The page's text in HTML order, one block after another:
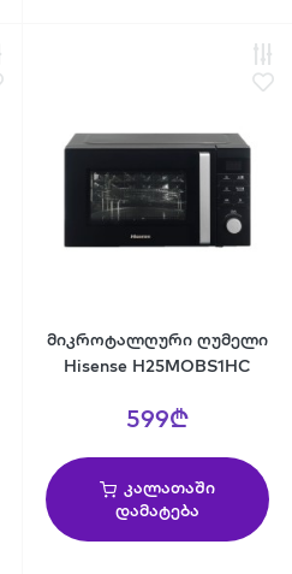
მიკროტალღური ღუმელი
Hisense H25MOBS1HC
599₾
კალათაში
დამატება